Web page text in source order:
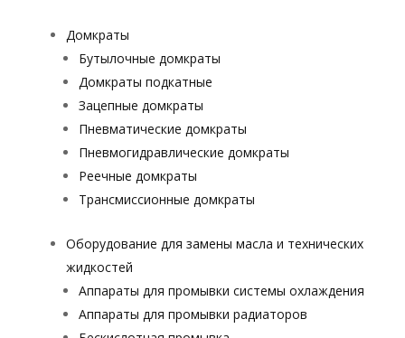
Домкраты
Бутылочные домкраты
Домкраты подкатные
Зацепные домкраты
Пневматические домкраты
Пневмогидравлические домкраты
Реечные домкраты
Трансмиссионные домкраты
Оборудование для замены масла и технических
жидкостей
Аппараты для промывки системы охлаждения
Аппараты для промывки радиаторов